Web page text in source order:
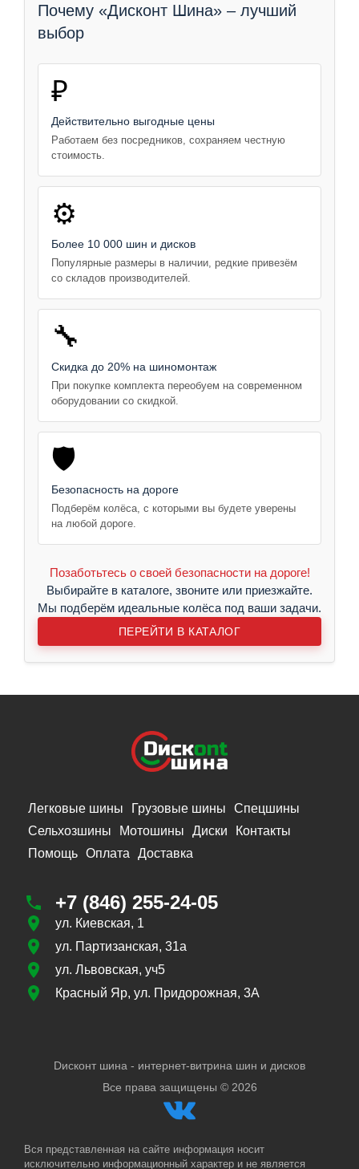
Почему «Дисконт Шина» – лучший
выбор
₽
Действительно выгодные цены
Работаем без посредников, сохраняем честную
стоимость.
⚙️
Более 10 000 шин и дисков
Популярные размеры в наличии, редкие привезём
со складов производителей.
🔧
Скидка до 20% на шиномонтаж
При покупке комплекта переобуем на современном
оборудовании со скидкой.
🛡️
Безопасность на дороге
Подберём колёса, с которыми вы будете уверены
на любой дороге.
Позаботьтесь о своей безопасности на дороге!
Выбирайте в каталоге, звоните или приезжайте.
Мы подберём идеальные колёса под ваши задачи.
ПЕРЕЙТИ В КАТАЛОГ
Легковые шины Грузовые шины
Спецшины
Сельхозшины
Мотошины Диски
Контакты
Помощь Оплата Доставка
+7 (846) 255-24-05
ул. Киевская, 1
ул. Партизанская, 31а
ул. Львовская, уч5
Красный Яр, ул. Придорожная, 3А
Dисконт шина - интернет-витрина шин и дисков
Все права защищены © 2026
Вся представленная на сайте информация носит
исключительно информационный характер и не является